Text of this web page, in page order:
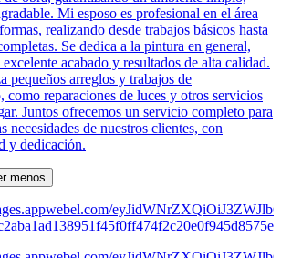
Mi esposo es profesional en el área
realizando desde trabajos básicos hasta
Se dedica a la pintura en general,
acabado y resultados de alta calidad.
pequeños arreglos y trabajos de
como reparaciones de luces y otros servicios
Juntos ofrecemos un servicio completo para
necesidades de nuestros clientes, con
y dedicación.
menos